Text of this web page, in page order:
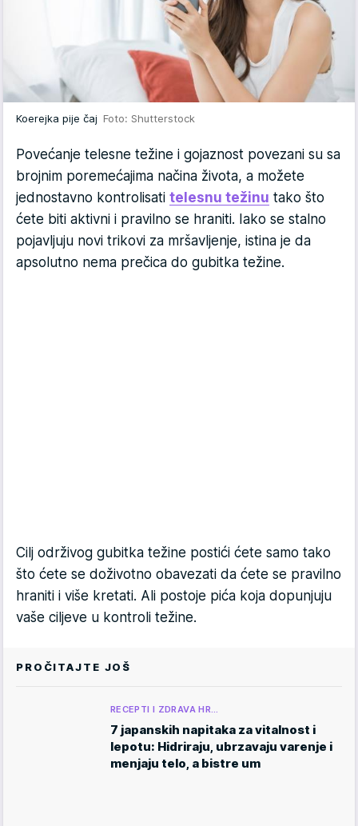
Koerejka pije čaj Foto: Shutterstock
Povećanje telesne težine i gojaznost povezani su sa
brojnim poremećajima načina života, a možete
jednostavno kontrolisati telesnu težinu tako što
ćete biti aktivni i pravilno se hraniti. Iako se stalno
pojavljuju novi trikovi za mršavljenje, istina je da
apsolutno nema prečica do gubitka težine.
Cilj održivog gubitka težine postići ćete samo tako
što ćete se doživotno obavezati da ćete se pravilno
hraniti i više kretati. Ali postoje pića koja dopunjuju
vaše ciljeve u kontroli težine.
PROČITAJTE JOŠ
RECEPTI I ZDRAVA HR…
7 japanskih napitaka za vitalnost i
lepotu: Hidriraju, ubrzavaju varenje i
menjaju telo, a bistre um